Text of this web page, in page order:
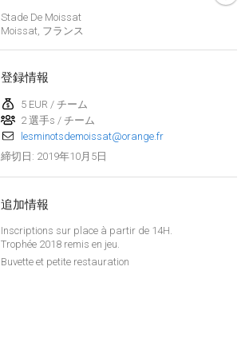
Stade De Moissat
Moissat, フランス
登録情報
5 EUR / チーム
2 選手s / チーム
lesminotsdemoissat@orange.fr
締切日 : 2019年10月5日
追加情報
Inscriptions sur place à partir de 14H.
Trophée 2018 remis en jeu.
Buvette et petite restauration
Kotka Mölkky Open Indoor
2019年2月2日
Lumi Mölkky
2019年2月9日 |フィンランド
Tournoi de la St Valentin
2019年2月9日
2019年2月16日